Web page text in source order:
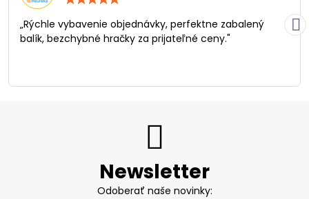
/
5
„Rýchle vybavenie objednávky, perfektne zabalený
balík, bezchybné hračky za prijateľné ceny."
Newsletter
Odoberať naše novinky: